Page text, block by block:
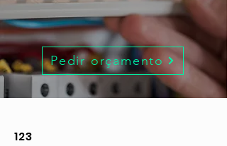
Pedir orçamento
123